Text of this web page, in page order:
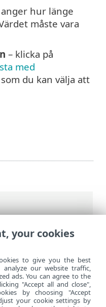
NOD32 Antivirus
varningar
anger hur länge
måste vara
– klicka på
med
som du kan välja att
your cookies
to give you the best
analyze our website traffic,
ads. You can agree to the
"Accept all and close",
by choosing "Accept
your cookie settings by